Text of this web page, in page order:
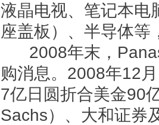
液晶电视、笔记本电
座盖板）、半导体等
2008年末，
购消息。2008年12
7亿日圆折合美金90
Sachs）、大和证券